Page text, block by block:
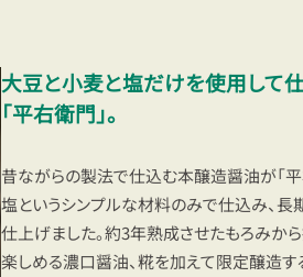
大豆と小麦と塩だけを使用して
「平右衛門」。
昔ながらの製法で仕込む本醸造醤油が「平
塩というシンプルな材料のみで仕込み、
仕上げました。約3年熟成させたもろみか
楽しめる濃口醤油、糀を加えて限定醸造